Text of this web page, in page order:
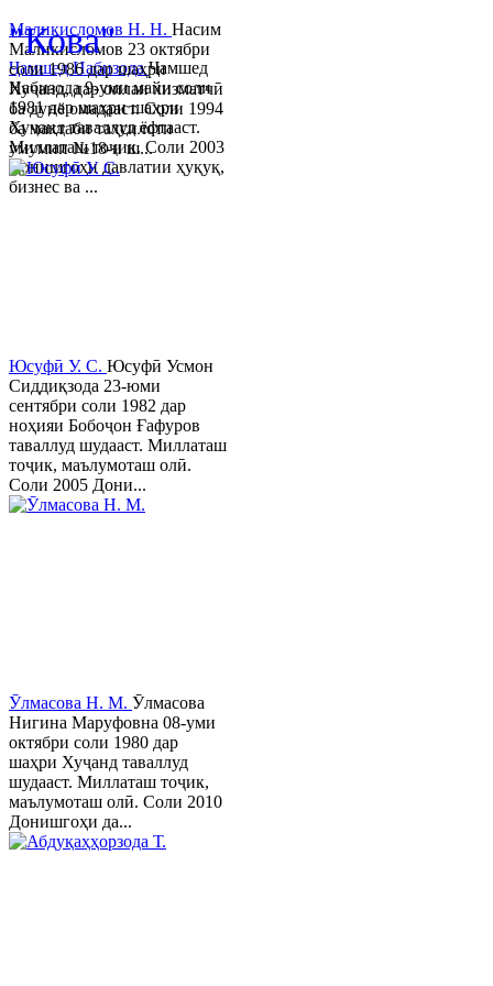
Ҷамшед НабизодаҶамшед
Набизода 9-уми майи соли
1981 дар шаҳри шаҳри
Хуҷанд таваллуд ёфтааст.
Миллаташ тоҷик. Соли 2003
Донишгоҳи давлатии ҳуқуқ,
бизнес ва ...
Маликисломов Н. Н. Насим
Маликисломов 23 октябри
соли 1986 дар шаҳри
Хуҷанд, дар оилаи хизматчӣ
ба дунё омадааст. Соли 1994
ба мактаби таҳсилоти
умумии №18-и ш...
Юсуфӣ У. C. Юсуфӣ Усмон
Сиддиқзода 23-юми
сентябри соли 1982 дар
ноҳияи Бобоҷон Ғафуров
таваллуд шудааст. Миллаташ
тоҷик, маълумоташ олӣ.
Соли 2005 Дони...
Ӯлмасова Н. М. Ӯлмасова
Нигина Маруфовна 08-уми
октябри соли 1980 дар
шаҳри Хуҷанд таваллуд
шудааст. Миллаташ тоҷик,
маълумоташ олӣ. Соли 2010
Донишгоҳи да...
"Кова"